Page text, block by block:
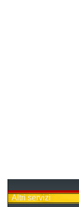
Altri servizi